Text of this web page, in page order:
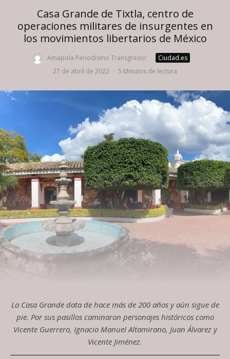
Casa Grande de Tixtla, centro de
operaciones militares de insurgentes en
los movimientos libertarios de México
Amapola Periodismo Transgresor · Ciudad.es
·
27 de abril de 2022 · 5 Minutos de lectura
La Casa Grande data de hace más de 200 años y aún sigue de
pie. Por sus pasillos caminaron personajes históricos como
Vicente Guerrero, Ignacio Manuel Altamirano, Juan Álvarez y
Vicente Jiménez.